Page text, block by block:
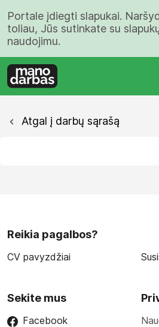
Portale įdiegti slapukai.
toliau, Jūs sutinkate su
naudojimu.
Atgal į darbų sąrašą
Reikia pagalbos?
CV pavyzdžiai
Sekite mus
Facebook